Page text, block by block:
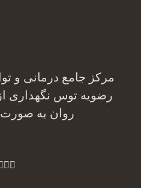
مرکز جامع درمانی و
روان به